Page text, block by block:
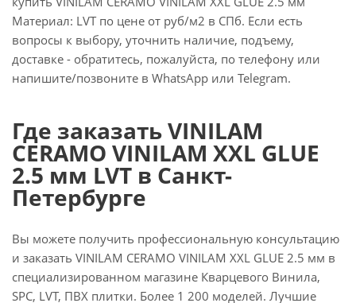
Материал: LVT по цене от руб/м2 в СПб. Если есть
вопросы к выбору, уточнить наличие, подъему,
доставке - обратитесь, пожалуйста, по телефону или
напишите/позвоните в WhatsApp или Telegram.
Где заказать VINILAM
CERAMO VINILAM XXL GLUE
2.5 мм LVT в Санкт-
Петербурге
Вы можете получить профессиональную консультацию
и заказать VINILAM CERAMO VINILAM XXL GLUE 2.5 мм в
специализированном магазине Кварцевого Винила,
SPC, LVT, ПВХ плитки. Более 1 200 моделей. Лучшие